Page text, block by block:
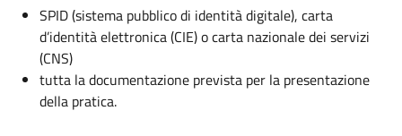
SPID (sistema pubblico di identità digitale), carta
d’identità elettronica (CIE) o carta nazionale dei servizi
(CNS)
tutta la documentazione prevista per la presentazione
della pratica.